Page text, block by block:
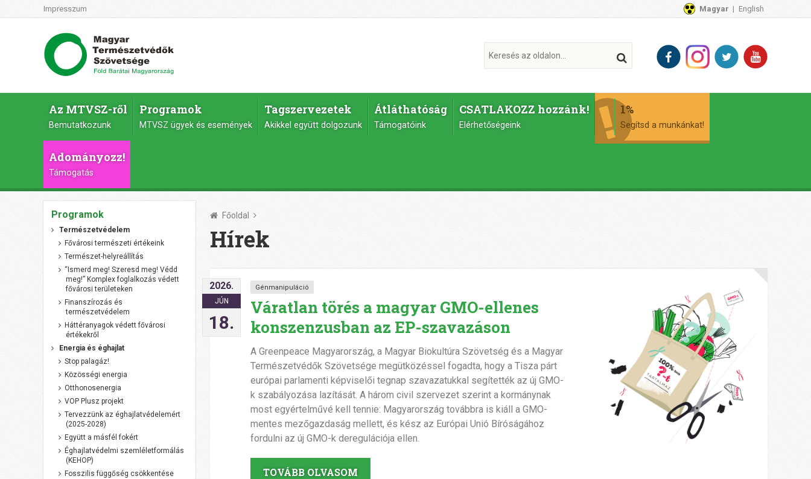
Impresszum Magyar English
Az MTVSZ-ről
Bemutatkozunk
Programok
MTVSZ ügyek és események
Tagszervezetek
Akikkel együtt dolgozunk
Átláthatóság
Támogatóink
CSATLAKOZZ hozzánk!
Elérhetőségeink
1%
Segítsd a munkánkat!
Adományozz!
Támogatás
Főoldal
Hírek
2026.
JÚN
18.
Génmanipuláció
Váratlan törés a magyar GMO-ellenes
konszenzusban az EP-szavazáson
A Greenpeace Magyarország, a Magyar Biokultúra Szövetség és a Magyar
Természetvédők Szövetsége megütközéssel fogadta, hogy a Tisza párt
európai parlamenti képviselői tegnap szavazatukkal segítették az új GMO-
k szabályozása lazítását. A három civil szervezet szerint a kormánynak
most egyértelművé kell tennie: Magyarország továbbra is kiáll a GMO-
mentes mezőgazdaság mellett, és kész az Európai Unió Bíróságához
fordulni az új GMO-k deregulációja ellen.
TOVÁBB OLVASOM
Programok
Természetvédelem
Fővárosi természeti értékeink
Természet-helyreállítás
“Ismerd meg! Szeresd meg! Védd
meg!” Komplex foglalkozás védett
fővárosi területeken
Finanszírozás és
természetvédelem
Háttéranyagok védett fővárosi
értékekről
Energia és éghajlat
Stop palagáz!
Közösségi energia
Otthonosenergia
VOP Plusz projekt
Tervezzünk az éghajlatvédelemért
(2025-2028)
Együtt a másfél fokért
Éghajlatvédelmi szemléletformálás
(KEHOP)
Fosszilis függőség csökkentése